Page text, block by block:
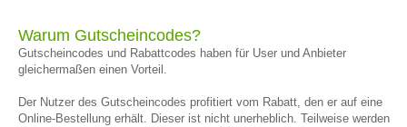
Warum Gutscheincodes?
Gutscheincodes und Rabattcodes haben für User und Anbieter
gleichermaßen einen Vorteil.
Der Nutzer des Gutscheincodes profitiert vom Rabatt, den er auf eine
Online-Bestellung erhält. Dieser ist nicht unerheblich. Teilweise werden